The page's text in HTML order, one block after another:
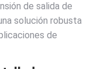
de salida de
solución robusta
de